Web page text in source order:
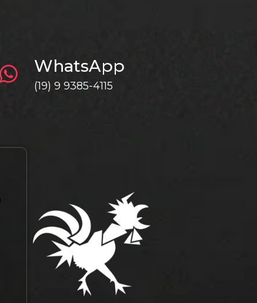
WhatsApp
(19) 9 9385-4115